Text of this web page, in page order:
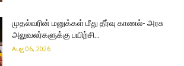
முதல்வரின் மனுக்கள் மீது தீர்வு காணல்- அரசு
அலுவலர்களுக்கு பயிற்சி…
Aug 06, 2026